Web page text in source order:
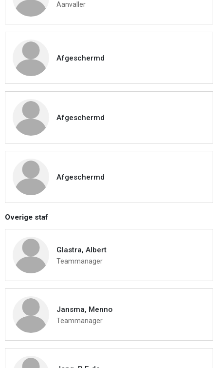
Aanvaller
Afgeschermd
Afgeschermd
Afgeschermd
Overige staf
Glastra, Albert
Teammanager
Jansma, Menno
Teammanager